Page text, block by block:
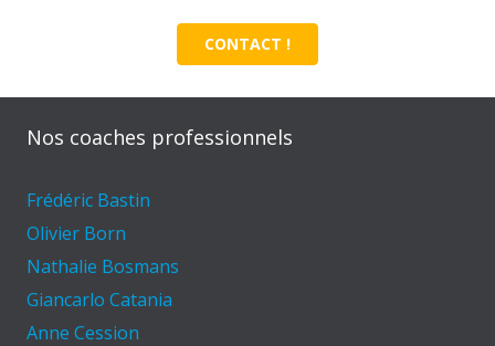
CONTACT !
Nos coaches professionnels
Frédéric Bastin
Olivier Born
Nathalie Bosmans
Giancarlo Catania
Anne Cession